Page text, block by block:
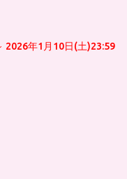
2026年1月10日(土)23:59